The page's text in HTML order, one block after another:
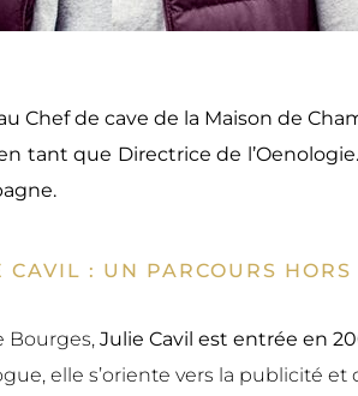
Chef de cave de la Maison de
tant que Directrice de
CAVIL : UN PARCOURS HORS
Bourges, Julie Cavil est entrée en
elle s’oriente vers la publicité